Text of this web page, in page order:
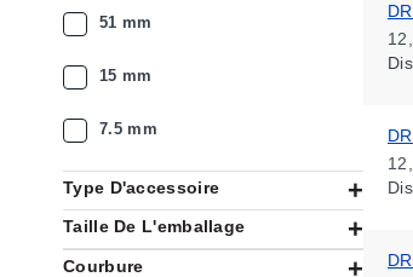
51 mm
15 mm
7.5 mm
Type D'accessoire
Taille De L'emballage
Courbure